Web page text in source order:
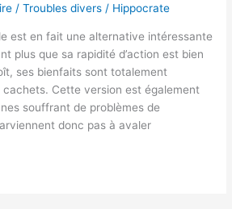
/Troubles divers / Hippocrate
est en fait une alternative intéressante
plus que sa rapidité d’action est bien
ses bienfaits sont totalement
cachets. Cette version est également
souffrant de problèmes de
donc pas à avaler